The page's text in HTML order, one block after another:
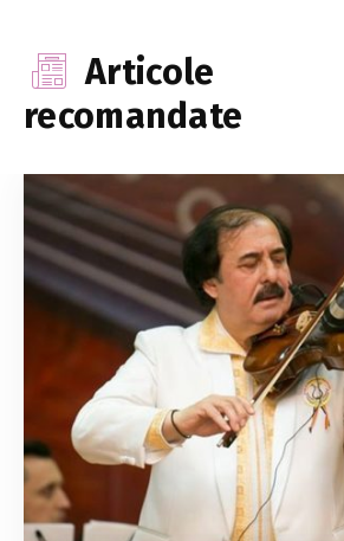
Articole
recomandate